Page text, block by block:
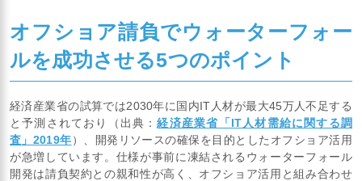
オフショア請負でウォーターフォー
ルを成功させる5つのポイント
経済産業省の試算では2030年に国内IT人材が最大45万人不足する
と予測されており（出典：経済産業省「IT人材需給に関する調
査」2019年）、開発リソースの確保を目的としたオフショア活用
が急増しています。仕様が事前に凍結されるウォーターフォール
開発は請負契約との親和性が高く、オフショア活用と組み合わせ